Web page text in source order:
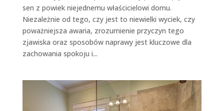
sen z powiek niejednemu właścicielowi domu.
Niezależnie od tego, czy jest to niewielki wyciek, czy
poważniejsza awaria, zrozumienie przyczyn tego
zjawiska oraz sposobów naprawy jest kluczowe dla
zachowania spokoju i...